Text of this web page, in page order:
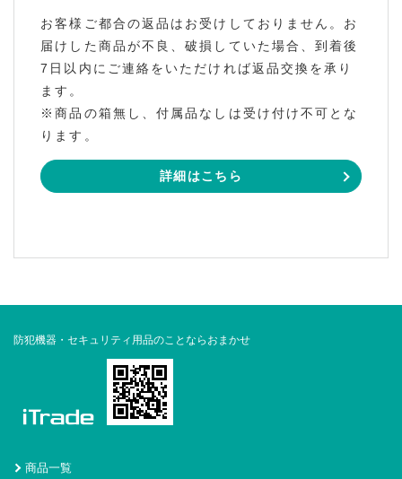
お客様ご都合の返品はお受けしておりません。お
届けした商品が不良、破損していた場合、到着後
7日以内にご連絡をいただければ返品交換を承り
ます。
※商品の箱無し、付属品なしは受け付け不可とな
ります。
詳細はこちら
防犯機器・セキュリティ用品のことならおまかせ
商品一覧